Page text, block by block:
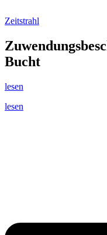
Zeitstrahl
Bucht
lesen
lesen